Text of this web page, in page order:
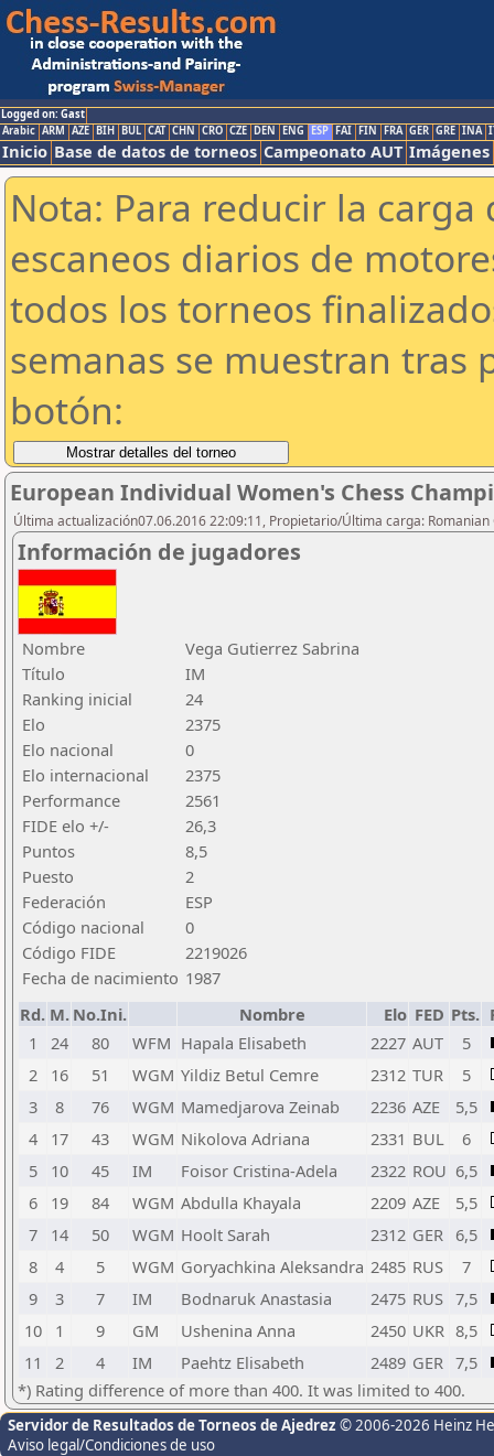
Logged on: Gast
Arabic ARM AZE BIH BUL CAT CHN CRO CZE DEN ENG ESP FAI FIN FRA GER GRE INA
Inicio Base de datos de torneos Campeonato AUT Imágenes
Nota: Para reducir la
escaneos diarios de
todos los torneos
semanas se muestran tras
botón:
European Individual Women's Chess
Última actualización07.06.2016 22:09:11, Propietario/Última carga: Romanian
Información de jugadores
Nombre
Vega Gutierrez Sabrina
Título
IM
Ranking inicial
24
Elo
2375
Elo nacional
0
Elo internacional
2375
Performance
2561
FIDE elo +/-
26,3
Puntos
8,5
Puesto
2
Federación
ESP
Código nacional
0
Código FIDE
2219026
Fecha de nacimiento 1987
Rd. M. No.Ini. Nombre Elo FED Pts.
1
24 80 WFM Hapala Elisabeth 2227 AUT
5
2
16 51 WGM Yildiz Betul Cemre 2312 TUR
5
3
8 76 WGM Mamedjarova Zeinab 2236 AZE
5,5
4
17 43 WGM Nikolova Adriana 2331 BUL
6
5
10 45 IM Foisor Cristina-Adela 2322 ROU 6,5
6
19 84 WGM Abdulla Khayala 2209 AZE
5,5
7
14 50 WGM Hoolt Sarah 2312 GER 6,5
8
4 5 WGM Goryachkina Aleksandra 2485 RUS
7
9
3 7 IM Bodnaruk Anastasia 2475 RUS 7,5
10
1 9 GM Ushenina Anna 2450 UKR 8,5
11
2 4 IM Paehtz Elisabeth 2489 GER 7,5
*) Rating difference of more than 400. It was limited to 400.
Servidor de Resultados de Torneos de Ajedrez © 2006-2026 Heinz
Aviso legal/Condiciones de uso